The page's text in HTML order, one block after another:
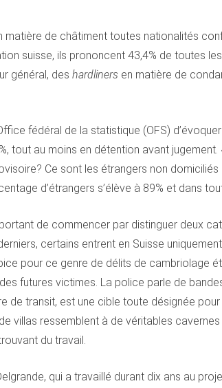
matière de châtiment toutes nationalités
suisse, ils prononcent 43,4% de toutes les
général, des hardliners en matière de
fédéral de la statistique (OFS)
tout au moins en détention avant
Ce sont les étrangers non
d’étrangers s’élève à 89% et dans
de commencer par distinguer deux
certains entrent en Suisse
pour ce genre de délits de cambriolage
futures victimes. La police parle de
de transit, est une cible toute désignée
villas ressemblent à de véritables
du travail.
qui a travaillé durant dix ans au